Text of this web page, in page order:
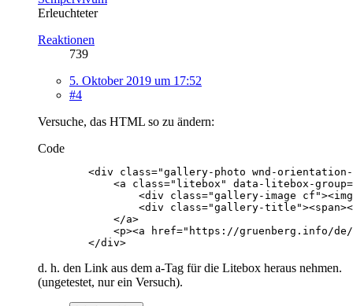
Erleuchteter
Reaktionen
739
5. Oktober 2019 um 17:52
#4
Versuche, das HTML so zu ändern:
Code
        </div>
d. h. den Link aus dem a-Tag für die Litebox heraus nehmen.
(ungetestet, nur ein Versuch).